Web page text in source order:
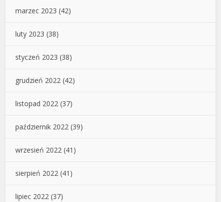
marzec 2023 (42)
luty 2023 (38)
styczeń 2023 (38)
grudzień 2022 (42)
listopad 2022 (37)
październik 2022 (39)
wrzesień 2022 (41)
sierpień 2022 (41)
lipiec 2022 (37)